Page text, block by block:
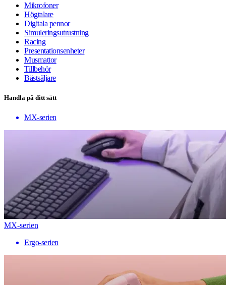
Mikrofoner
Högtalare
Digitala pennor
Simuleringsutrustning
Racing
Presentationsenheter
Musmattor
Tillbehör
Bästsäljare
Handla på ditt sätt
MX-serien
MX-serien
Ergo-serien